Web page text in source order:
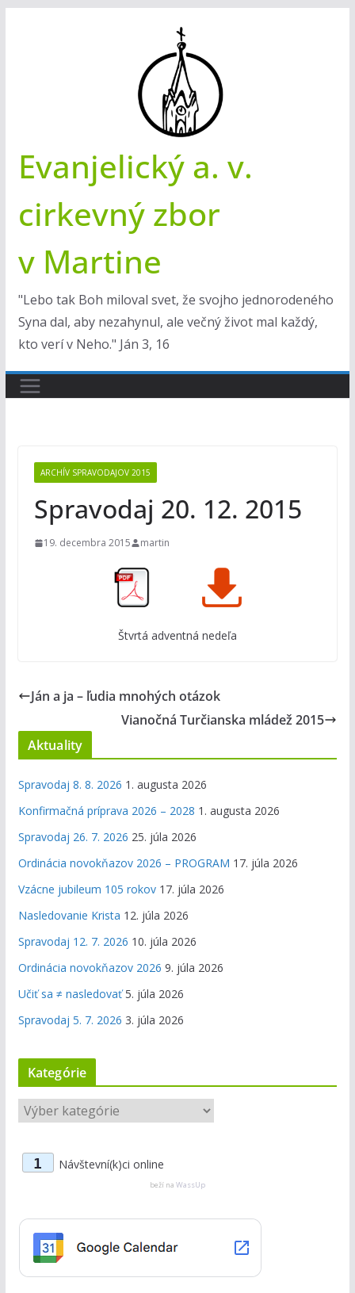
Evanjelický a. v.
cirkevný zbor
v Martine
"Lebo tak Boh miloval svet, že svojho jednorodeného
Syna dal, aby nezahynul, ale večný život mal každý,
kto verí v Neho." Ján 3, 16
ARCHÍV SPRAVODAJOV 2015
Spravodaj 20. 12. 2015
19. decembra 2015 martin
Štvrtá adventná nedeľa
Ján a ja – ľudia mnohých otázok
Vianočná Turčianska mládež 2015
Aktuality
Spravodaj 8. 8. 2026 1. augusta 2026
Konfirmačná príprava 2026 – 2028 1. augusta 2026
Spravodaj 26. 7. 2026 25. júla 2026
Ordinácia novokňazov 2026 – PROGRAM 17. júla 2026
Vzácne jubileum 105 rokov 17. júla 2026
Nasledovanie Krista 12. júla 2026
Spravodaj 12. 7. 2026 10. júla 2026
Ordinácia novokňazov 2026 9. júla 2026
Učiť sa ≠ nasledovať 5. júla 2026
Spravodaj 5. 7. 2026 3. júla 2026
Kategórie
K
a
r
1 Návštevní(k)ci online
beží na WassUp